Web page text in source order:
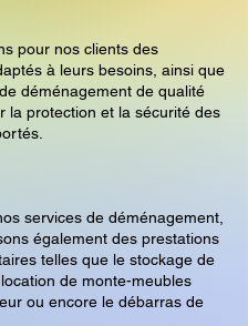
pour nos clients des
à leurs besoins, ainsi que
déménagement de qualité
la protection et la sécurité des
services de déménagement,
également des prestations
telles que le stockage de
de monte-meubles
ou encore le débarras de